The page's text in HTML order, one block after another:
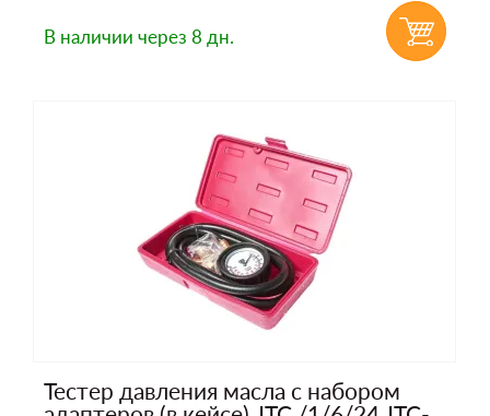
В наличии через 8 дн.
Тестер давления масла с набором